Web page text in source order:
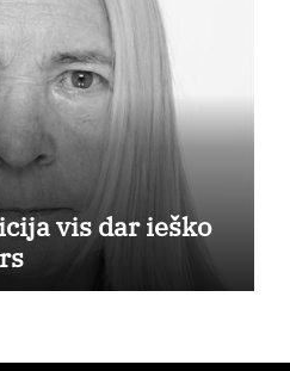
vis dar ieško